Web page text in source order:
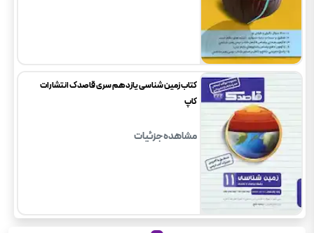
کتاب زمین شناسی یازدهم سری قاصدک انتشارات
کاپ
مشاهده جزئیات